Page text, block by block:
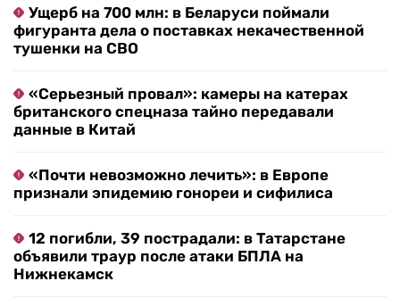
Ущерб на 700 млн: в Беларуси поймали
фигуранта дела о поставках некачественной
тушенки на СВО
«Серьезный провал»: камеры на катерах
британского спецназа тайно передавали
данные в Китай
«Почти невозможно лечить»: в Европе
признали эпидемию гонореи и сифилиса
12 погибли, 39 пострадали: в Татарстане
объявили траур после атаки БПЛА на
Нижнекамск